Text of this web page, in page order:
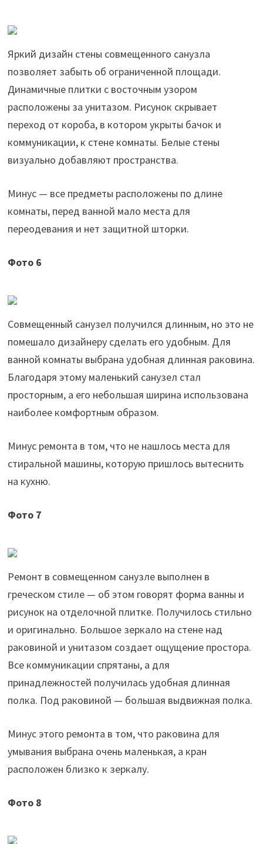
Яркий дизайн стены совмещенного санузла
позволяет забыть об ограниченной площади.
Динамичные плитки с восточным узором
расположены за унитазом. Рисунок скрывает
переход от короба, в котором укрыты бачок и
коммуникации, к стене комнаты. Белые стены
визуально добавляют пространства.
Минус — все предметы расположены по длине
комнаты, перед ванной мало места для
переодевания и нет защитной шторки.
Фото 6
Совмещенный санузел получился длинным, но это не
помешало дизайнеру сделать его удобным. Для
ванной комнаты выбрана удобная длинная раковина.
Благодаря этому маленький санузел стал
просторным, а его небольшая ширина использована
наиболее комфортным образом.
Минус ремонта в том, что не нашлось места для
стиральной машины, которую пришлось вытеснить
на кухню.
Фото 7
Ремонт в совмещенном санузле выполнен в
греческом стиле — об этом говорят форма ванны и
рисунок на отделочной плитке. Получилось стильно
и оригинально. Большое зеркало на стене над
раковиной и унитазом создает ощущение простора.
Все коммуникации спрятаны, а для
принадлежностей получилась удобная длинная
полка. Под раковиной — большая выдвижная полка.
Минус этого ремонта в том, что раковина для
умывания выбрана очень маленькая, а кран
расположен близко к зеркалу.
Фото 8